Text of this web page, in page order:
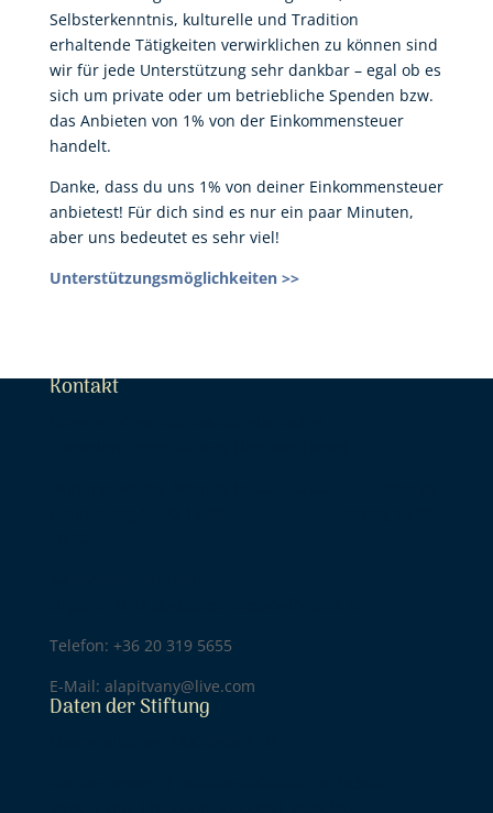
Selbsterkenntnis, kulturelle und Tradition
erhaltende Tätigkeiten verwirklichen zu können sind
wir für jede Unterstützung sehr dankbar – egal ob es
sich um private oder um betriebliche Spenden bzw.
das Anbieten von 1% von der Einkommensteuer
handelt.
Danke, dass du uns 1% von deiner Einkommensteuer
anbietest! Für dich sind es nur ein paar Minuten,
aber uns bedeutet es sehr viel!
Unterstützungsmöglichkeiten >>
Kontakt
Telefon: +36 20 319 5655
E-Mail: alapitvany@live.com
Daten der Stiftung